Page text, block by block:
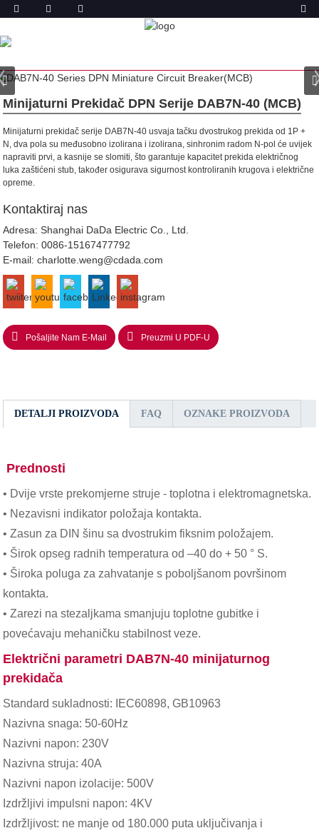
PROIZVODA
DOM
Minijaturni Prekidač DPN Serije DAB7N-40 (MCB)
Minijaturni prekidač serije DAB7N-40 usvaja tačku dvostrukog prekida od 1P +
N, dva pola su međusobno izolirana i izolirana, sinhronim radom N-pol će uvijek
napraviti prvi, a kasnije se slomiti, što garantuje kapacitet prekida električnog
luka zaštićeni stub, također osigurava sigurnost kontroliranih krugova i električne
opreme.
Kontaktiraj nas
Adresa: Shanghai DaDa Electric Co., Ltd.
Telefon:0086-15167477792
E-mail:charlotte.weng@cdada.com
Pošaljite Nam E-Mail Preuzmi U PDF-U
DETALJI PROIZVODA FAQ OZNAKE PROIZVODA
Prednosti
• Dvije vrste prekomjerne struje - toplotna i elektromagnetska.
• Nezavisni indikator položaja kontakta.
• Zasun za DIN šinu sa dvostrukim fiksnim položajem.
• Širok opseg radnih temperatura od –40 do + 50 ° S.
• Široka poluga za zahvatanje s poboljšanom površinom
kontakta.
• Zarezi na stezaljkama smanjuju toplotne gubitke i
povećavaju mehaničku stabilnost veze.
Električni parametri DAB7N-40 minijaturnog
prekidača
Standard sukladnosti: IEC60898, GB10963
Nazivna snaga: 50-60Hz
Nazivni napon: 230V
Nazivna struja: 40A
Nazivni napon izolacije: 500V
Izdržljivi impulsni napon: 4KV
Izdržljivost: ne manje od 180.000 puta uključivanja i